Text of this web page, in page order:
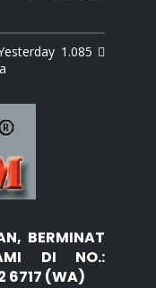
1.085 
BERMINAT
DI NO.:
6717 (WA)